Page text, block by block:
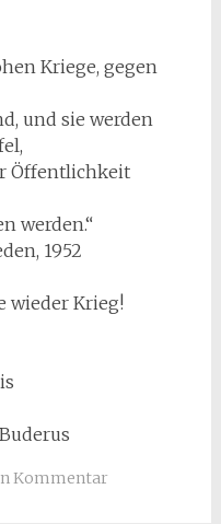
Kriege, gegen
und sie werden
Öffentlichkeit
werden.“
1952
wieder Krieg!
Kommentar